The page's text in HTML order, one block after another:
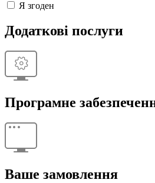
Я згоден
Додаткові послуги
Програмне
Ваше замовлення